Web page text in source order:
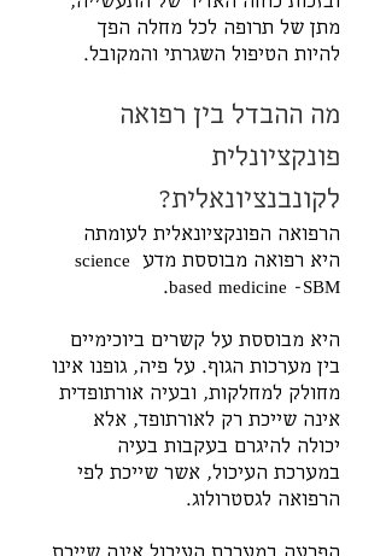
מתן של תרופה לכל מחלה הפך
להיות הטיפול השגרתי והמקובל.
מה ההבדל בין רפואה
פונקציונלית
לקונבנציונאלית?
הרפואה הפונקציונאלית לעומתה
היא רפואה מבוססת מדע science
based medicine -SBM.
היא מבוססת על קשרים ביוכימיים
בין מערכות הגוף. על פיה, גופנו אינו
מחולק למחלקות, ובעיה אורתופדית
אינה שייכת רק לאורתופד, אלא
יכולה להיגרם בעקבות בעיה
במערכת העיכול, אשר שייכת לפי
הרפואה לגסטרולוג.
הפרעה במערכת העיכול אינה שייכת